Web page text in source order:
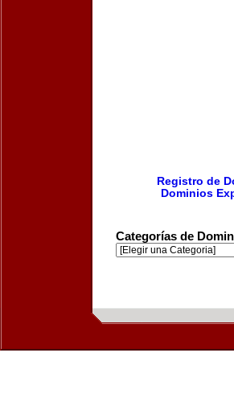
Registro de
Dominios
Categorías de